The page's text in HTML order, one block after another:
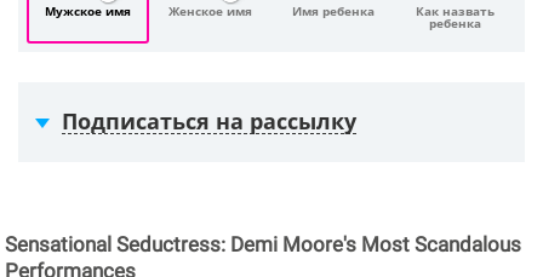
Мужское имя Женское имя Имя ребенка Как назвать
ребенка
Подписаться на рассылку
Sensational Seductress: Demi Moore's Most Scandalous
Performances